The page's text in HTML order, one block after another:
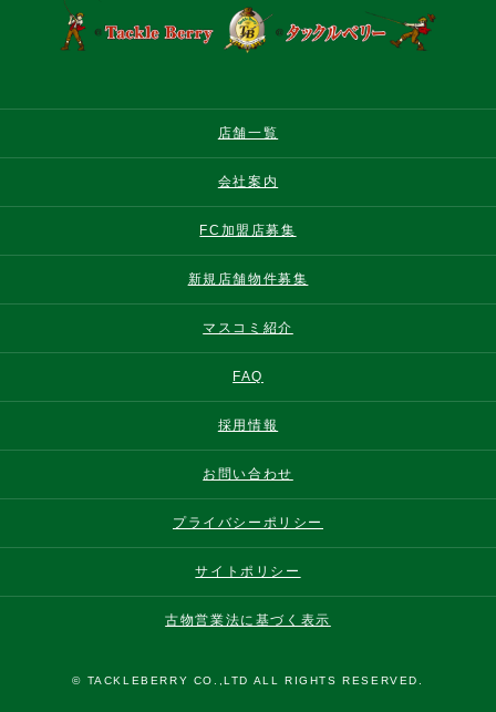
店舗一覧
会社案内
FC加盟店募集
新規店舗物件募集
マスコミ紹介
FAQ
採用情報
お問い合わせ
プライバシーポリシー
サイトポリシー
古物営業法に基づく表示
© TACKLEBERRY CO.,LTD ALL RIGHTS RESERVED.